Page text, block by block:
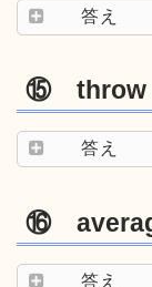
答え
⑮ throw
答え
⑯
答え